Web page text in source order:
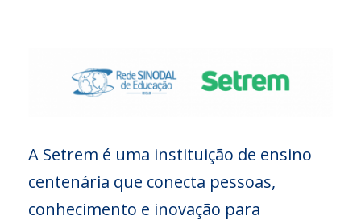
A Setrem é uma instituição de ensino
centenária que conecta pessoas,
conhecimento e inovação para